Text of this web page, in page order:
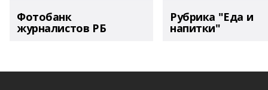
Фотобанк
журналистов РБ
Рубрика "Еда и
напитки"